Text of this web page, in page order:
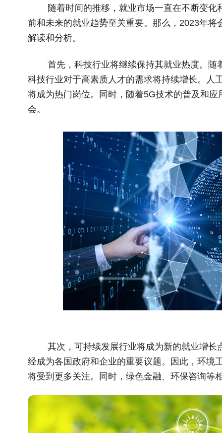
前和未来的就业趋势至关重要。那么，2023年
解读和分析。
首先，科技行业将继续保持其就业热度。随
科技行业对于高素质人才的需求将持续增长。人
将成为热门岗位。同时，随着5G技术的普及和
会。
其次，可持续发展行业将成为新的就业增
经成为各国政府和企业的重要议题。因此，环境
将受到更多关注。同时，绿色金融、环保咨询等